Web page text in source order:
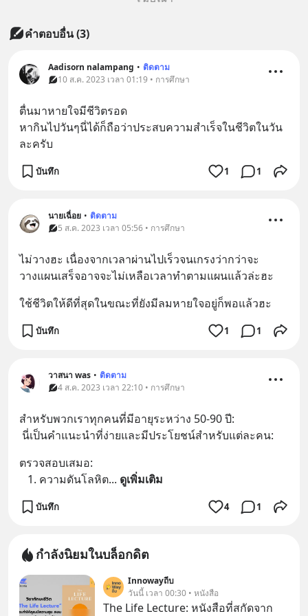
คำตอบอื่น(3)
Aadisorn nalampang • ติดตาม
10 ส.ค. 2023 เวลา 01:19 • การศึกษา
ตื่นมาหายใจมีชีวิตรอด
หากินไปวันๆนี่ได้ก็ถือว่าประสบความสำเร็จในชีวิตในวัน
ละครับ
บันทึก 1 1
นายเฉื่อย • ติดตาม
5 ส.ค. 2023 เวลา 05:56 • การศึกษา
ไม่วางฮะ เนื่องจากเวลาผ่านไปเร็วจนเกรงว่ากว่าจะ
วางแผนเสร็จอาจจะไม่เหลือเวลาทำตามแผนแล้วล่ะฮะ
ใช้ชีวิตให้ดีที่สุดในขณะที่ยังมีลมหายใจอยู่ก็พอแล้วฮะ
บันทึก 1 1
วาสนา was • ติดตาม
4 ส.ค. 2023 เวลา 22:10 • การศึกษา
สำหรับพวกเราทุกคนที่มีอายุระหว่าง 50-90 ปี:
นี่เป็นคำแนะนำที่ง่ายและมีประโยชน์สำหรับแต่ละคน:
ตรวจสอบเสมอ:
   1. ความดันโลหิต
... ดูเพิ่มเติม
บันทึก 4 1
กำลังนิยมในบล็อกดิต
Innowayถีบ
วันนี้ เวลา 00:30 • หนังสือ
The Life Lecture: หนังสือที่สกัดจาก